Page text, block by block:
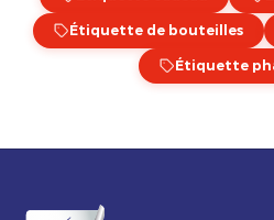
Étiquette de bouteilles
Étiquette